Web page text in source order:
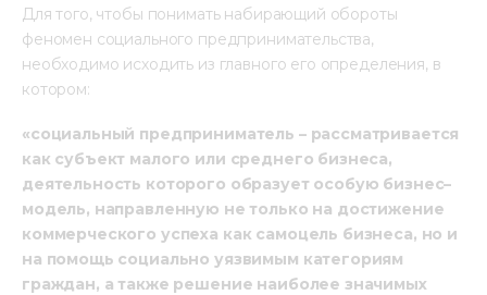
Для того, чтобы понимать набирающий обороты
феномен социального предпринимательства,
необходимо исходить из главного его определения, в
котором:
«социальный предприниматель – рассматривается
как субъект малого или среднего бизнеса,
деятельность которого образует особую бизнес–
модель, направленную не только на достижение
коммерческого успеха как самоцель бизнеса, но и
на помощь социально уязвимым категориям
граждан, а также решение наиболее значимых